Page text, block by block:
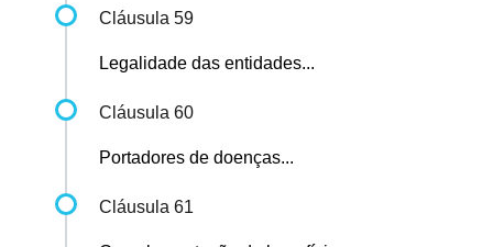
Cláusula 59
Legalidade das entidades...
Cláusula 60
Portadores de doenças...
Cláusula 61